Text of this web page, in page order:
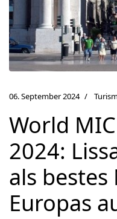
06. September 2024
World
2024:
als bestes
Europas